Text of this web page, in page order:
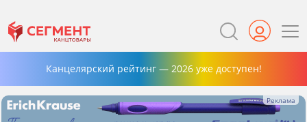
Канцелярский рейтинг — 2026 уже доступен!